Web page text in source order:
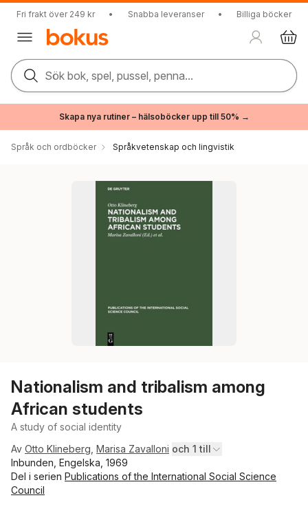
Fri frakt över 249 kr • Snabba leveranser • Billiga böcker
Sök bok, spel, pussel, penna...
Skapa nya rutiner – hälsoböcker upp till 50% →
Språk och ordböcker Språkvetenskap och lingvistik
Nationalism and tribalism among
African students
A study of social identity
Av Otto Klineberg Marisa Zavalloni och 1 till
Inbunden, Engelska, 1969
Del i serien Publications of the International Social Science
Council